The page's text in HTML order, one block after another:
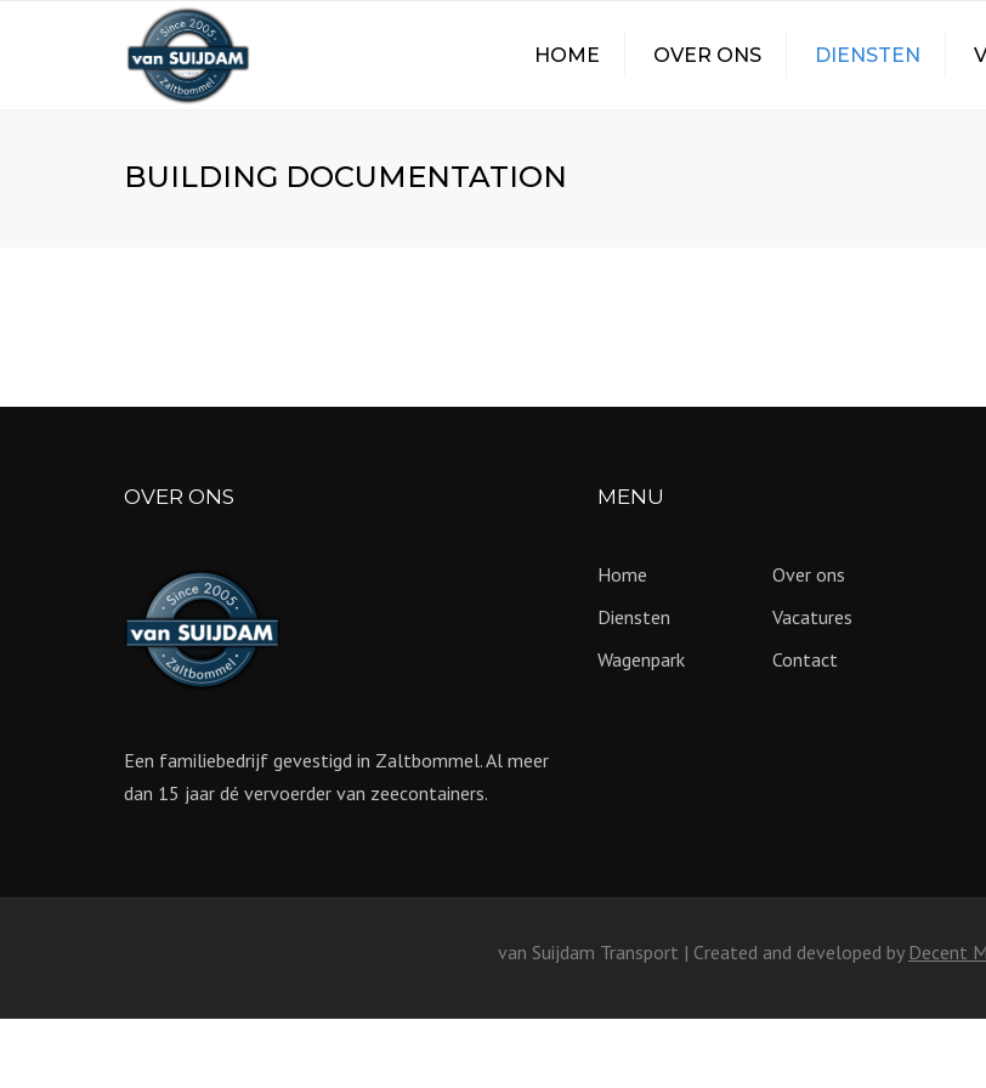
HOME OVER ONS DIENSTEN
BUILDING DOCUMENTATION
OVER ONS
Een familiebedrijf gevestigd in Zaltbommel. Al meer
dan 15 jaar dé vervoerder van zeecontainers.
MENU
Home
Over ons
Diensten
Vacatures
Wagenpark
Contact
van Suijdam Transport | Created and developed by Decent